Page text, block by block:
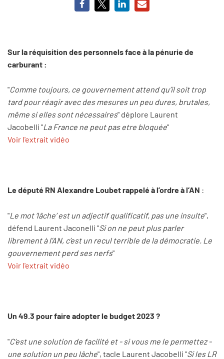
Sur la réquisition des personnels face à la pénurie de
carburant :
"Comme toujours, ce gouvernement attend qu’il soit trop
tard pour réagir avec des mesures un peu dures, brutales,
même si elles sont nécessaires" déplore Laurent
Jacobelli "La France ne peut pas etre bloquée"
Voir l'extrait vidéo
Le député RN Alexandre Loubet rappelé à l’ordre à l’AN :
"Le mot ‘lâche’ est un adjectif qualificatif, pas une insulte",
défend Laurent Jaconelli "Si on ne peut plus parler
librement à l’AN, c’est un recul terrible de la démocratie. Le
gouvernement perd ses nerfs"
Voir l'extrait vidéo
Un 49.3 pour faire adopter le budget 2023 ?
"C’est une solution de facilité et - si vous me le permettez -
une solution un peu lâche", tacle Laurent Jacobelli "Si les LR